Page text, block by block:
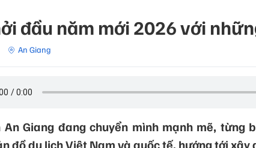
đầu năm mới 2026 với
An Giang
An Giang đang chuyển mình mạnh mẽ, từng
đồ du lịch Việt Nam và quốc tế, hướng tới xây